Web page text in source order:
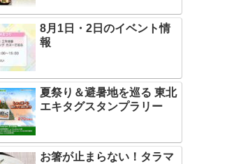
8月1日・2日のイベント情
報
夏祭り＆避暑地を巡る 東北
エキタグスタンプラリー
お箸が止まらない！タラマ